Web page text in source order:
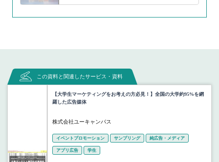
この資料と関連したサービス・資料
【大学生マーケティングをお考えの方必見！】全国の大学約95%を網
羅した広告媒体
株式会社ユーキャンパス
イベントプロモーション サンプリング 純広告・メディア
アプリ広告 学生